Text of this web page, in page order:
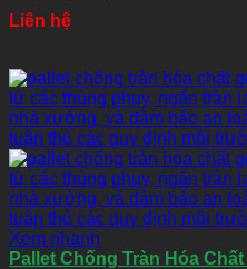
Liên hệ
Xem nhanh
Pallet Chống Tràn Hóa